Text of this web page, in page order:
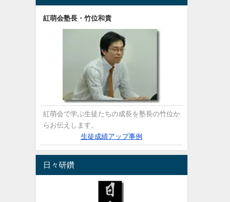
紅萌会塾長・竹位和貴
紅萌会で学ぶ生徒たちの成長を塾長の竹位か
らお伝えします。
生徒成績アップ事例
日々研鑽